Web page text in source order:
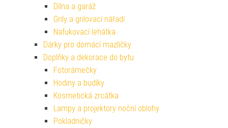
Dílna a garáž
Grily a grilovací nářadí
Nafukovací lehátka
Dárky pro domácí mazlíčky
Doplňky a dekorace do bytu
Fotorámečky
Hodiny a budíky
Kosmetická zrcátka
Lampy a projektory noční oblohy
Pokladničky